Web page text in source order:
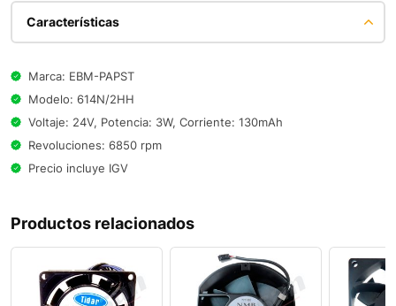
Características
Marca: EBM-PAPST
Modelo: 614N/2HH
Voltaje: 24V, Potencia: 3W, Corriente: 130mAh
Revoluciones: 6850 rpm
Precio incluye IGV
Productos relacionados